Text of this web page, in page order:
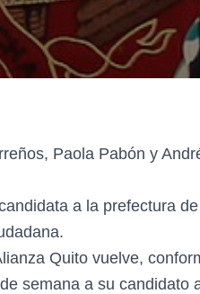
Paola Pabón y
a la prefectura
Quito vuelve,
semana a su candidato